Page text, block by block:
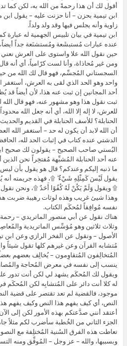
أقول لك أن هذا رحمةً من الله به، لكن كما
ابن تيمية بحزن – أنا حزنت عليه – يقول
زاوية وأنه يجلس فيها وقد ولد ولداً.
ابن تيمية في بيان تلبيس الجهمية له
عنده عبارات مُستبشَعة ومُستشنَعة جداً أيضاً،
حين نقول الله علا واستوى على العرش
ومن غير مُحاذاة، وأنا لست كرّامياً، أي أنه
السجستاني المُجسِّم، فهو قال لك الله من
واحد وهو الحد الذي لقى به العرش، أستغفر
أحد المجانين إن ثبت عنه هذا، لأن أيضاً قد
ثبت نقول هذا وهو مشهور عنه، فهو قال
للعرش، لا إله إلا الله، أي أنه جعل الله
الحنابلة؟ للأسف الحنابلة في القديم
أن الله لابد أن يكون له حد – أستغفر الله
الدشتي عنده كتاب في إثبات الحد لله،
البُستي صاحب الصحيح – يقولون لك صحيح
عنه أحد الحنابلة المُشبِّهة مُفتخِراً نحن الذين
ما ذنبه إليكم وعندكم؟ قال هو يقول بأن ليس
يقول لَيْسَ كَمِثْلِهِ شَيْءٌ ۖ ۩، فهذه جريمته أنه
۩ ويقول وَلَمْ يَكُنْ لَهُ كُفُوًا أَحَدٌ ۩، ونحن
وهذا شيئ غريب وهذه لوثات رهيبة ضربت
نفسه مُوافِقاً لمُحكَم الكتاب.
هناك نقول عن أبي منصور الماتريدي – رحمة
وثلاث ثلاثين وهو مُؤسِّس الماتريدية
الأصول – ونقول عن الفخر الرازي وعن ابن
مُتشابه القرآن وعن غيرهم كلها تقول شيئاً
المُتخالِفون المُتقاوِمون – يُخالِف بعضهم
ينسب إلى نفسه في معرض المُحاجة
ويقول لك المُحكَم يشهد لي لكن أنت تدور
له كلا أنت دائر على المُتشابِه لكن
موجود، فالقضية لم تعد تقتصر على قضية
النص، أي كيف يفهم هذا النص وكيف يفهم
أعتقد أنني صدَّعتكم بهذه الأمور لكن إلى
الجزء الثاني من الخُطبة سأضرب لكم مثلاً
تعاطت هذه الفرق السُنية المُختلِفة مع
وبسببها، والله – عز وجل – المُوفِّق ومنه